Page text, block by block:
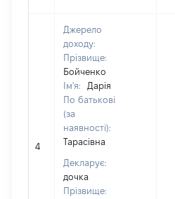
4
Джерело
доходу:
Прізвище:
Бойченко
Ім'я:
Дарія
По батькові
(за
наявності):
Тарасівна
Декларує:
дочка
Прізвище: